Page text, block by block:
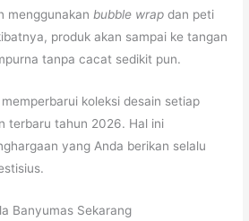
menggunakan bubble wrap dan peti
produk akan sampai ke tangan
tanpa cacat sedikit pun.
koleksi desain setiap
terbaru tahun 2026. Hal ini
yang Anda berikan selalu
Banyumas Sekarang